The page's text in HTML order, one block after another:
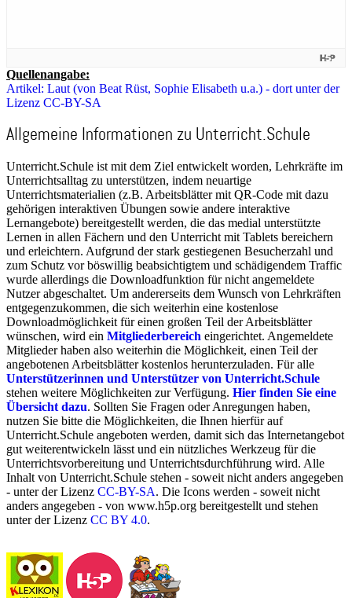
Quellenangabe:
Artikel: Laut (von Beat Rüst, Sophie Elisabeth u.a.) - dort unter der
Lizenz CC-BY-SA
Allgemeine Informationen zu Unterricht.Schule
Unterricht.Schule ist mit dem Ziel entwickelt worden, Lehrkräfte im
Unterrichtsalltag zu unterstützen, indem neuartige
Unterrichtsmaterialien (z.B. Arbeitsblätter mit QR-Code mit dazu
gehörigen interaktiven Übungen sowie andere interaktive
Lernangebote) bereitgestellt werden, die das medial unterstützte
Lernen in allen Fächern und den Unterricht mit Tablets bereichern
und erleichtern. Aufgrund der stark gestiegenen Besucherzahl und
zum Schutz vor böswillig beabsichtigtem und schädigendem Traffic
wurde allerdings die Downloadfunktion für nicht angemeldete
Nutzer abgeschaltet. Um andererseits dem Wunsch von Lehrkräften
entgegenzukommen, die sich weiterhin eine kostenlose
Downloadmöglichkeit für einen großen Teil der Arbeitsblätter
wünschen, wird ein Mitgliederbereich eingerichtet. Angemeldete
Mitglieder haben also weiterhin die Möglichkeit, einen Teil der
angebotenen Arbeitsblätter kostenlos herunterzuladen. Für alle
Unterstützerinnen und Unterstützer von Unterricht.Schule
stehen weitere Möglichkeiten zur Verfügung. Hier finden Sie eine
Übersicht dazu. Sollten Sie Fragen oder Anregungen haben,
nutzen Sie bitte die Möglichkeiten, die Ihnen hierfür auf
Unterricht.Schule angeboten werden, damit sich das Internetangebot
gut weiterentwickeln lässt und ein nützliches Werkzeug für die
Unterrichtsvorbereitung und Unterrichtsdurchführung wird. Alle
Inhalt von Unterricht.Schule stehen - soweit nicht anders angegeben
- unter der Lizenz CC-BY-SA. Die Icons werden - soweit nicht
anders angegeben - von www.h5p.org bereitgestellt und stehen
unter der Lizenz CC BY 4.0.